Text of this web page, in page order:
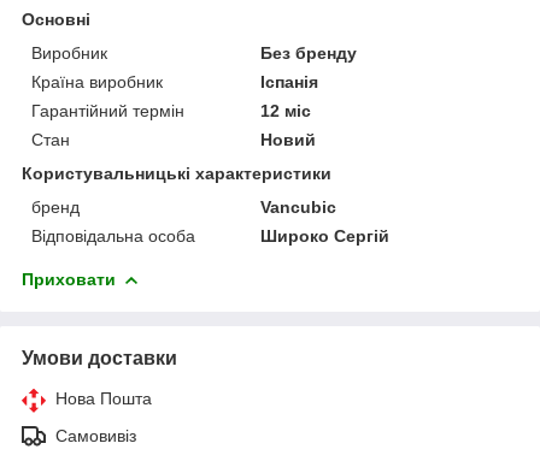
Основні
Виробник
Без бренду
Країна виробник
Іспанія
Гарантійний термін
12 міс
Стан
Новий
Користувальницькі характеристики
бренд
Vancubic
Відповідальна особа
Широко Сергій
Приховати
Умови доставки
Нова Пошта
Самовивіз